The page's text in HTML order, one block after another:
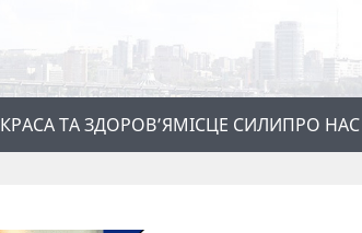
КРАСА ТА ЗДОРОВ’ЯМІСЦЕ СИЛИПРО НАС